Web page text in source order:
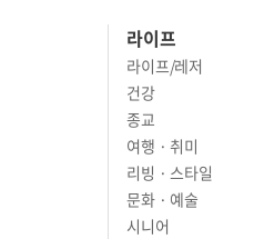
라이프
라이프/레저
건강
종교
여행 · 취미
리빙 · 스타일
문화 · 예술
시니어